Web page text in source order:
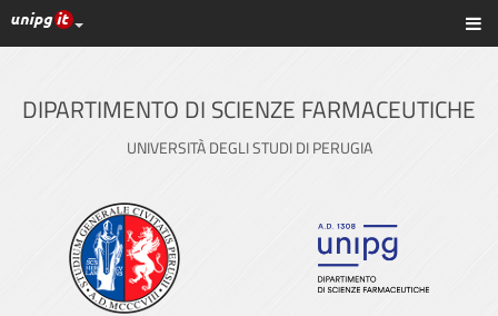
Vai
al
principale
Link ai principali servizi web di Ateneo
DIPARTIMENTO DI SCIENZE FARMACEUTICHE
UNIVERSITÀ DEGLI STUDI DI PERUGIA